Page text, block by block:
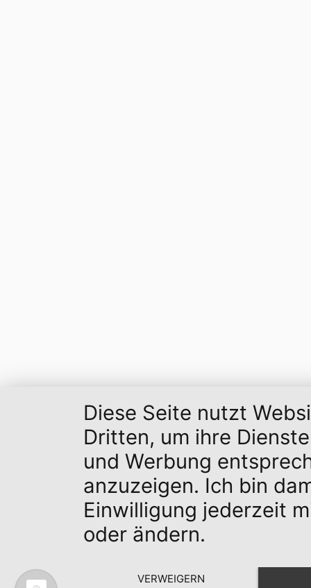
Diese Seite nutzt
Dritten, um ihre
und Werbung
anzuzeigen. Ich bin
Einwilligung jederzeit
oder ändern.
VERWEIGERN